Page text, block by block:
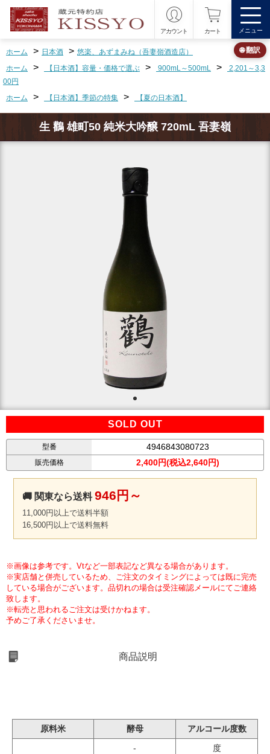
アカウント カート メニュー
ホーム > 日本酒 > 悠楽、あずまみね（吾妻嶺酒造店）
ホーム
> 【日本酒】容量・価格で選ぶ > 900mL～500mL >
2,201～3,3
00円
ホーム
> 【日本酒】季節の特集 > 【夏の日本酒】
生 鸛 雄町50 純米大吟醸 720mL 吾妻嶺
SOLD OUT
型番 4946843080723
販売価格 2,400円(税込2,640円)
🚚 関東なら送料946円～
11,000円以上で送料半額
16,500円以上で送料無料
※画像は参考です。Vtなど一部表記など異なる場合があります。
※実店舗と併売しているため、ご注文のタイミングによっては既に完売
している場合がございます。品切れの場合は受注確認メールにてご連絡
致します。
※転売と思われるご注文は受けかねます。
予めご了承くださいませ。
商品説明
原料米 酵母
アルコール度数
-
度
🌐 翻訳